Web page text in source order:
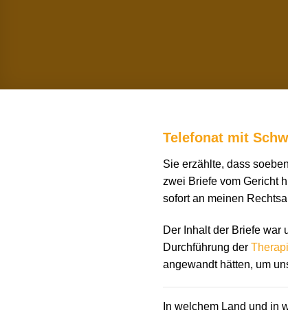
Telefonat mit
Sie erzählte, dass
zwei Briefe vom Gericht
sofort an meinen
Der Inhalt der Briefe war
Durchführung der
angewandt hätten, um
In welchem Land und in